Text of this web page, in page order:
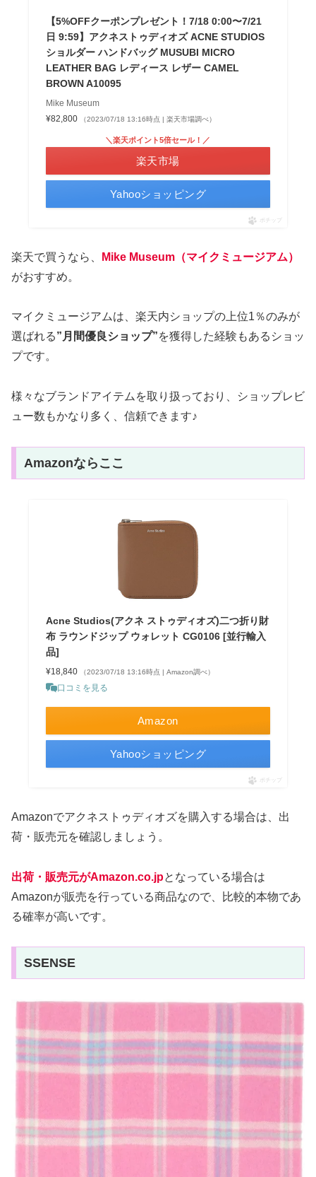
【5%OFFクーポンプレゼント！7/18 0:00〜7/21
日 9:59】アクネストゥディオズ ACNE STUDIOS
ショルダー ハンドバッグ MUSUBI MICRO
LEATHER BAG レディース レザー CAMEL
BROWN A10095
Mike Museum
¥82,800
（2023/07/18 13:16時点 | 楽天市場調べ）
＼楽天ポイント5倍セール！／
楽天市場
Yahooショッピング
ポチップ
楽天で買うなら、
Mike Museum（マイクミュージアム）
がおすすめ。
マイクミュージアムは、楽天内ショップの上位1％のみが
選ばれる”月間優良ショップ”を獲得した経験もあるショッ
プです。
様々なブランドアイテムを取り扱っており、ショップレビ
ュー数もかなり多く、信頼できます♪
Amazonならここ
Acne Studios(アクネ ストゥディオズ)二つ折り財
布 ラウンドジップ ウォレット CG0106 [並行輸入
品]
¥18,840 （2023/07/18 13:16時点 | Amazon調べ）
口コミを見る
Amazon
Yahooショッピング
ポチップ
Amazonでアクネストゥディオズを購入する場合は、出
荷・販売元を確認しましょう。
出荷・販売元がAmazon.co.jpとなっている場合は
Amazonが販売を行っている商品なので、比較的本物であ
る確率が高いです。
SSENSE